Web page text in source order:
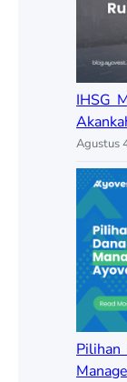
IHSG
Agustus